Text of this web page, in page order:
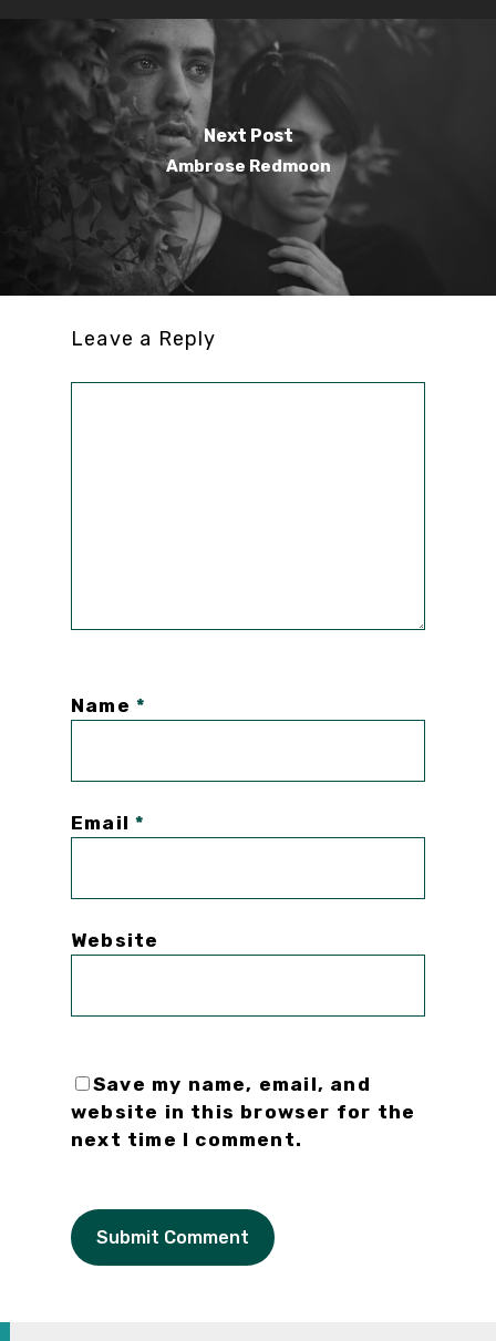
Next Post
Ambrose Redmoon
Leave a Reply
Name *
Email*
Website
Save my name, email, and
website in this browser for the
next time I comment.